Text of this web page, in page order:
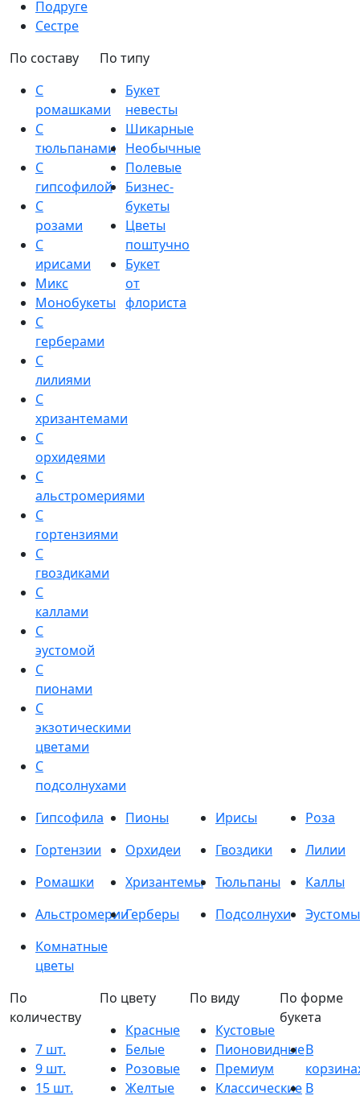
Подруге
Сестре
По составу
С
ромашками
С
тюльпанами
С
гипсофилой
С
розами
С
ирисами
Микс
Монобукеты
С
герберами
С
лилиями
С
хризантемами
С
орхидеями
С
альстромериями
С
гортензиями
С
гвоздиками
С
каллами
С
эустомой
С
пионами
С
экзотическими
цветами
С
подсолнухами
По типу
Букет
невесты
Шикарные
Необычные
Полевые
Бизнес-
букеты
Цветы
поштучно
Букет
от
флориста
Гипсофила Пионы Ирисы
Роза
Гортензии
Орхидеи Гвоздики
Лилии
Ромашки
Хризантемы Тюльпаны
Каллы
АльстромерииГерберы Подсолнухи
Эустомы
Комнатные
цветы
По
количеству
7 шт.
9 шт.
15 шт.
По цвету
Красные
Белые
Розовые
Желтые
По виду
Кустовые
Пионовидные
Премиум
Классические
По форме
букета
В
В